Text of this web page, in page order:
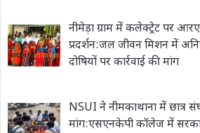
नीमेड़ा ग्राम में कलेक्ट्रेट पर
प्रदर्शन:जल जीवन मिशन में
दोषियों पर कार्रवाई की मांग
NSUI ने नीमकाथाना में छात्र
मांग:एसएनकेपी कॉलेज में